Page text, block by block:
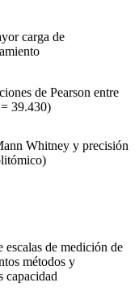
carga de
de Pearson entre
39.430)
Whitney y precisión
escalas de medición de
métodos y
capacidad